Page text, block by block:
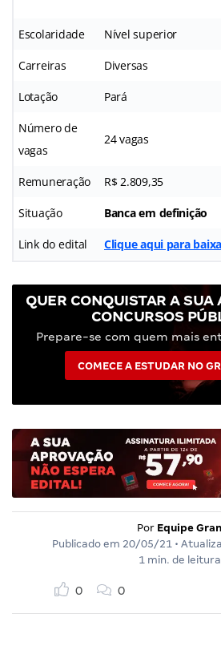
Escolaridade Nível superior
Carreiras Diversas
Lotação Pará
Número de
vagas
24 vagas
Remuneração R$ 2.809,35
Situação Banca em definição
Link do edital Clique aqui para
QUER CONQUISTAR A SUA
CONCURSOS
Prepare-se com quem mais
COMECE A ESTUDAR NO
Por Equipe Gran
Publicado em 20/05/21 •
1 min. de leitura
0 0